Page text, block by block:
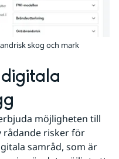
skog och mark
möjligheten till
rådande risker för
samråd, som är